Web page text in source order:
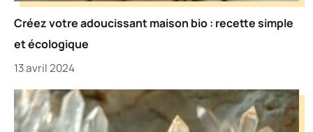
Créez votre adoucissant maison bio : recette simple
et écologique
13 avril 2024